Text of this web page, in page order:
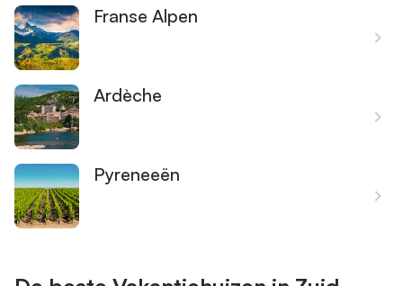
Franse Alpen
Ardèche
Pyreneeën